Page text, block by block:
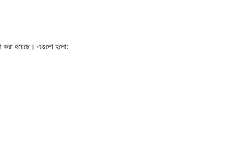
করা হয়েছে। এগুলো হলো: